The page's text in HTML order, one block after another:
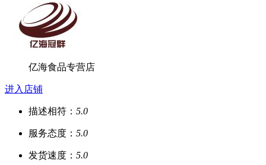
亿海食品专营店
进入店铺
描述相符： 5.0
服务态度： 5.0
发货速度： 5.0